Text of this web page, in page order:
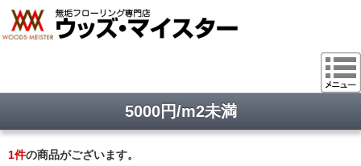
5000円/m2未満
1件の商品がございます。